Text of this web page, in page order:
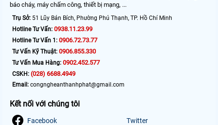
báo cháy, máy chấm công, thiết bị mạng, ...
Trụ Sở: 51 Lũy Bán Bích, Phường Phú Thạnh, TP. Hồ Chí Minh
Hotline Tư Vấn: 0938.11.23.99
Hotline Tư Vấn 1: 0906.72.73.77
Tư Vấn Kỹ Thuật: 0906.855.330
Tư Vấn Mua Hàng: 0902.452.577
CSKH: (028) 6688.4949
Email: congngheanthanhphat@gmail.com
Kết nối với chúng tôi
Facebook Twitter